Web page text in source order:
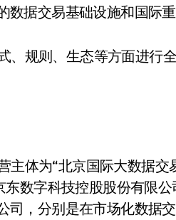
据交易基础设施和国际
、规则、生态等方面进行
主体为“北京国际大数据
东数字科技控股股份有限
司，分别是在市场化数据